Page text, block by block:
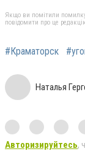
Якщо ви помітили
повідомити про це
#Краматорск
Наталья
Авторизируйтесь,